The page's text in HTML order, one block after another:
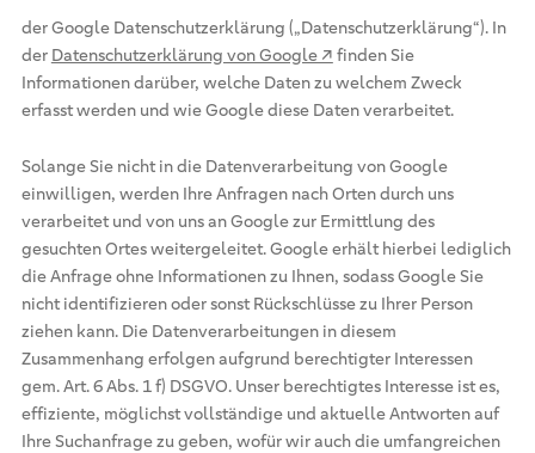
der Google Datenschutzerklärung („Datenschutzerklärung“). In
der Datenschutzerklärung von Google ↗ finden Sie
Informationen darüber, welche Daten zu welchem Zweck
erfasst werden und wie Google diese Daten verarbeitet.
Solange Sie nicht in die Datenverarbeitung von Google
einwilligen, werden Ihre Anfragen nach Orten durch uns
verarbeitet und von uns an Google zur Ermittlung des
gesuchten Ortes weitergeleitet. Google erhält hierbei lediglich
die Anfrage ohne Informationen zu Ihnen, sodass Google Sie
nicht identifizieren oder sonst Rückschlüsse zu Ihrer Person
ziehen kann. Die Datenverarbeitungen in diesem
Zusammenhang erfolgen aufgrund berechtigter Interessen
gem. Art. 6 Abs. 1 f) DSGVO. Unser berechtigtes Interesse ist es,
effiziente, möglichst vollständige und aktuelle Antworten auf
Ihre Suchanfrage zu geben, wofür wir auch die umfangreichen